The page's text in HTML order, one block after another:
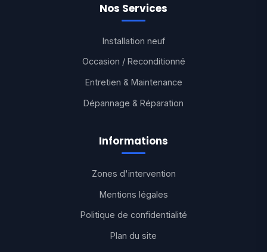
Nos Services
Installation neuf
Occasion / Reconditionné
Entretien & Maintenance
Dépannage & Réparation
Informations
Zones d'intervention
Mentions légales
Politique de confidentialité
Plan du site